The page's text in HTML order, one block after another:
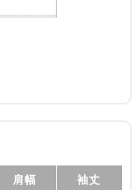
肩幅 袖丈